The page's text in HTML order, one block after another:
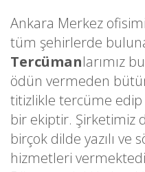
Ankara Merkez
tüm şehirlerde
Tercümanlarımız
ödün vermeden
titizlikle tercüme
bir ekiptir. Şirketimiz
birçok dilde yazılı ve
hizmetleri